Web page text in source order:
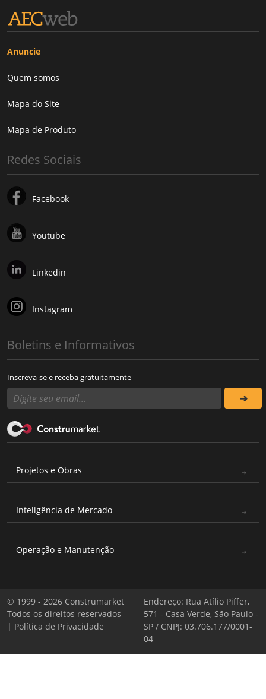
Anuncie
Quem somos
Mapa do Site
Mapa de Produto
Redes Sociais
Facebook
Youtube
Linkedin
Instagram
Boletins e Informativos
Inscreva-se e receba gratuitamente
Projetos e Obras
Inteligência de Mercado
Operação e Manutenção
© 1999 - 2026 Construmarket
Todos os direitos reservados
| Política de Privacidade
Endereço: Rua Atílio Piffer,
571 - Casa Verde, São Paulo -
SP / CNPJ: 03.706.177/0001-
04